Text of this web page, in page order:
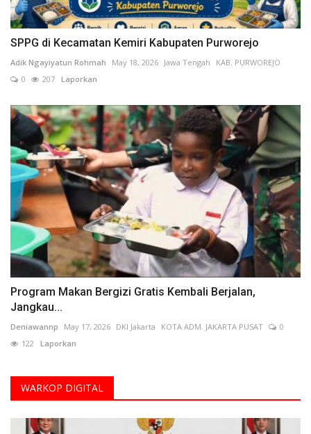
SPPG di Kecamatan Kemiri Kabupaten Purworejo
Adik Ngayiyatun Rohmah May 18, 2026 Jawa Tengah
KAB. PURWOREJO
0
207 Laporkan
Program Makan Bergizi Gratis Kembali Berjalan,
Jangkau...
Deniawannp May 17, 2026 DKI Jakarta KOTA ADM. JAKARTA PUSAT
0
122 Laporkan
WARKOP DIGITAL